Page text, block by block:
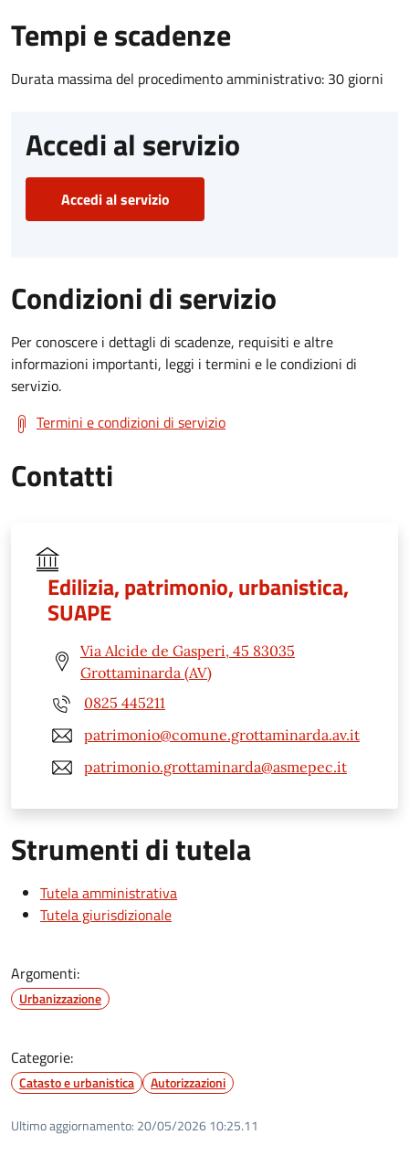
Tempi e scadenze
Durata massima del procedimento amministrativo: 30 giorni
Accedi al servizio
Accedi al servizio
Condizioni di servizio
Per conoscere i dettagli di scadenze, requisiti e altre
informazioni importanti, leggi i termini e le condizioni di
servizio.
Termini e condizioni di servizio
Contatti
Edilizia, patrimonio, urbanistica,
SUAPE
Via Alcide de Gasperi, 45 83035
Grottaminarda (AV)
0825 445211
patrimonio@comune.grottaminarda.av.it
patrimonio.grottaminarda@asmepec.it
Strumenti di tutela
Tutela amministrativa
Tutela giurisdizionale
Argomenti:
Urbanizzazione
Categorie:
Catasto e urbanistica Autorizzazioni
Ultimo aggiornamento: 20/05/2026 10:25.11